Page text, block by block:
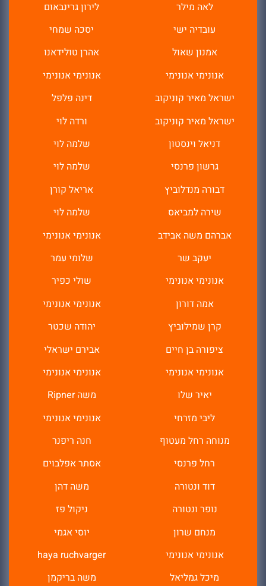
לאה מילר
עובדיה ישי
אמנון שאול
אנונימי אנונימי
ישראל מאיר קוניקוב
ישראל מאיר קוניקוב
דניאל וינסטון
גרשון פרנסי
דבורה מנדלוביץ
שירה למביאס
אברהם משה אבידב
יעקב שר
אנונימי אנונימי
אמה דורון
קרן שמילוביץ
ציפורה בן חיים
אנונימי אנונימי
יאיר שלו
ליבי מזרחי
מנוחה רחל מעטוף
רחל פרנסי
דוד ונטורה
נופר ונטורה
מנחם שרון
אנונימי אנונימי
מיכל גמליאל
לירון גרינבאום
יסכה שמחי
אהרן טולידאנו
אנונימי אנונימי
דינה פלפל
ורדה לוי
שלמה לוי
שלמה לוי
אריאל קורן
שלמה לוי
אנונימי אנונימי
שלומי עמר
שולי כפיר
אנונימי אנונימי
יהודה שכטר
אבירם ישראלי
אנונימי אנונימי
משה Ripner
אנונימי אנונימי
חנה ריפנר
אסתר אפלבוים
משה דהן
ניקול פז
יוסי אגמי
haya ruchvarger
משה בריקמן